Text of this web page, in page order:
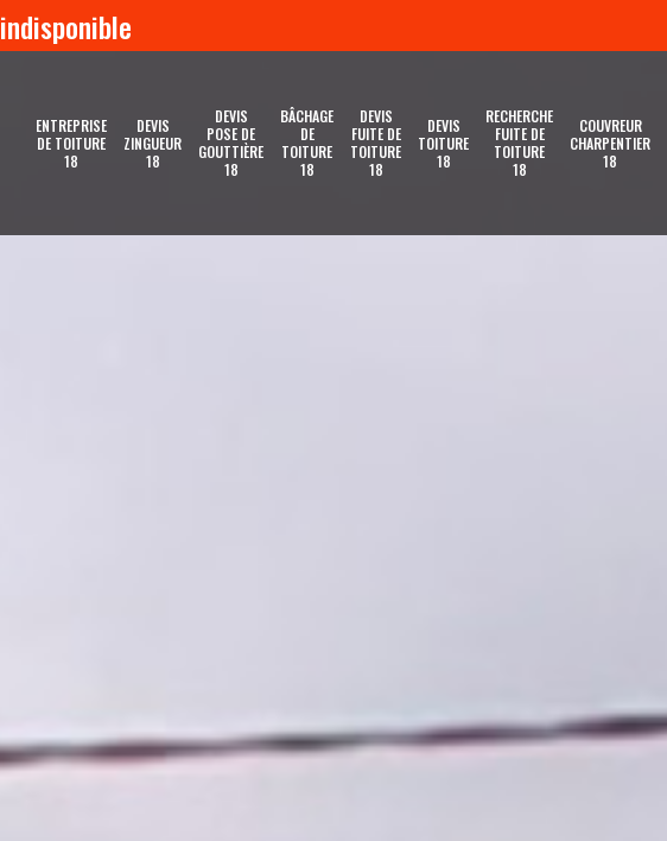
indisponible
ENTREPRISE
DE TOITURE
18
DEVIS
ZINGUEUR
18
DEVIS
POSE DE
GOUTTIÈRE
18
BÂCHAGE
DE
TOITURE
18
DEVIS
FUITE DE
TOITURE
18
DEVIS
TOITURE
18
RECHERCHE
FUITE DE
TOITURE
18
COUVREUR
CHARPENTIER
18